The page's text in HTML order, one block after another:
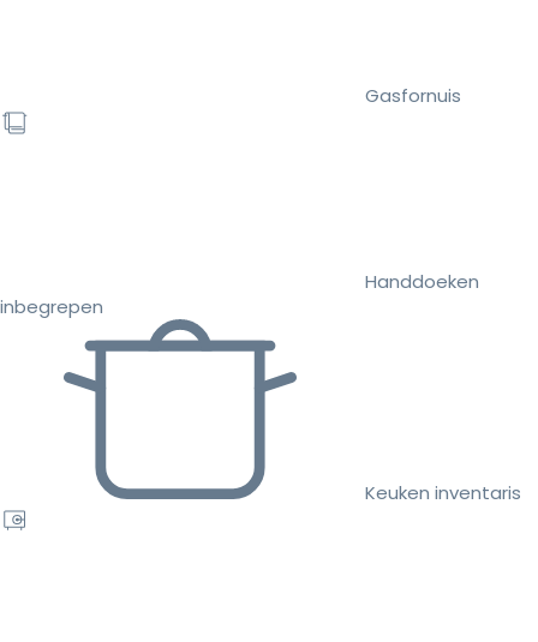
Gasfornuis
Handdoeken
inbegrepen
Keuken inventaris